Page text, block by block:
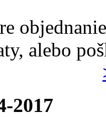
alebo
2017